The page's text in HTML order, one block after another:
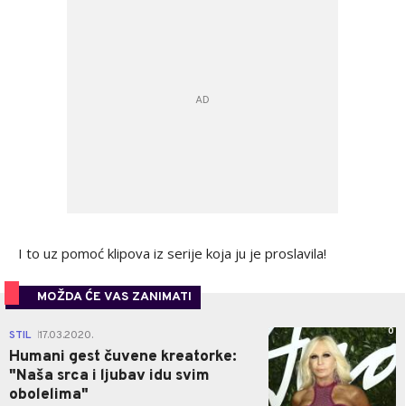
I to uz pomoć klipova iz serije koja ju je proslavila!
MOŽDA ĆE VAS ZANIMATI
STIL 17.03.2020.
Humani gest čuvene kreatorke:
"Naša srca i ljubav idu svim
obolelima"
0